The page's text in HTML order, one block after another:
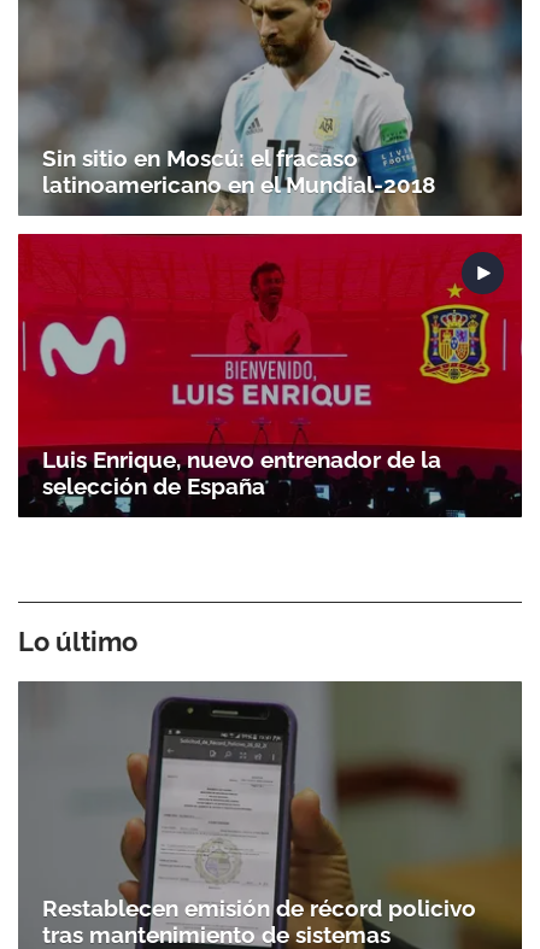
Sin sitio en Moscú: el fracaso
latinoamericano en el Mundial-2018
Luis Enrique, nuevo entrenador de la
selección de España
Lo último
Restablecen emisión de récord policivo
tras mantenimiento de sistemas